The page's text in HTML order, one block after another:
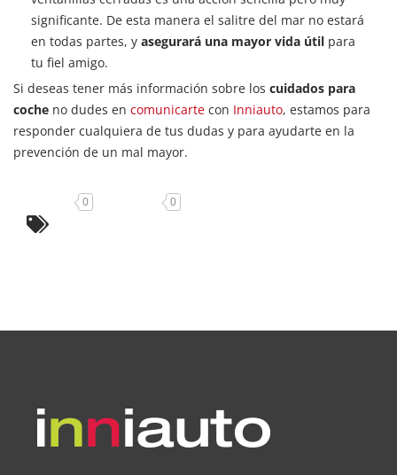
significante. De esta manera el salitre del mar no estará
en todas partes, y asegurará una mayor vida útil para
tu fiel amigo.
Si deseas tener más información sobre los cuidados para
coche no dudes en comunicarte con Inniauto, estamos para
responder cualquiera de tus dudas y para ayudarte en la
prevención de un mal mayor.
0 0